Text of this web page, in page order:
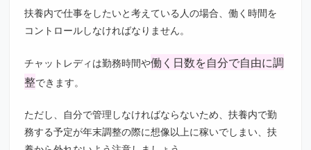
扶養内で仕事をしたいと考えている人の場合、働く時間を
コントロールしなければなりません。
チャットレディは勤務時間や働く日数を自分で自由に調
整できます。
ただし、自分で管理しなければならないため、扶養内で勤
務する予定が年末調整の際に想像以上に稼いでしまい、扶